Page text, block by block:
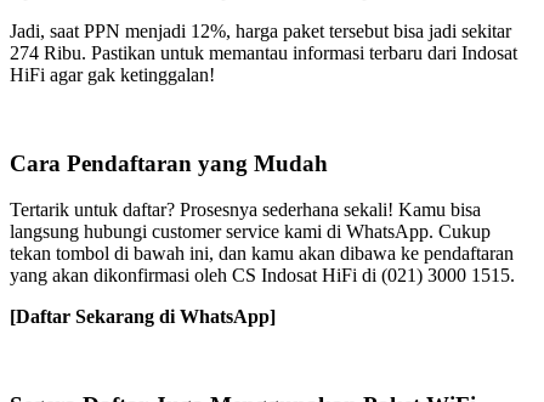
Jadi, saat PPN menjadi 12%, harga paket tersebut bisa jadi sekitar
274 Ribu. Pastikan untuk memantau informasi terbaru dari Indosat
HiFi agar gak ketinggalan!
Cara Pendaftaran yang Mudah
Tertarik untuk daftar? Prosesnya sederhana sekali! Kamu bisa
langsung hubungi customer service kami di WhatsApp. Cukup
tekan tombol di bawah ini, dan kamu akan dibawa ke pendaftaran
yang akan dikonfirmasi oleh CS Indosat HiFi di (021) 3000 1515.
[Daftar Sekarang di WhatsApp]